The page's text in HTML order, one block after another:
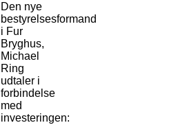
Den nye
bestyrelsesformand
i Fur
Bryghus,
Michael
Ring
udtaler i
forbindelse
med
investeringen: